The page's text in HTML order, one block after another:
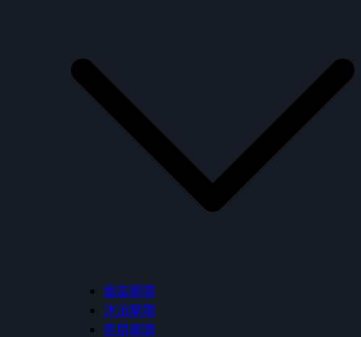
面盆龍頭
沐浴龍頭
廚房龍頭